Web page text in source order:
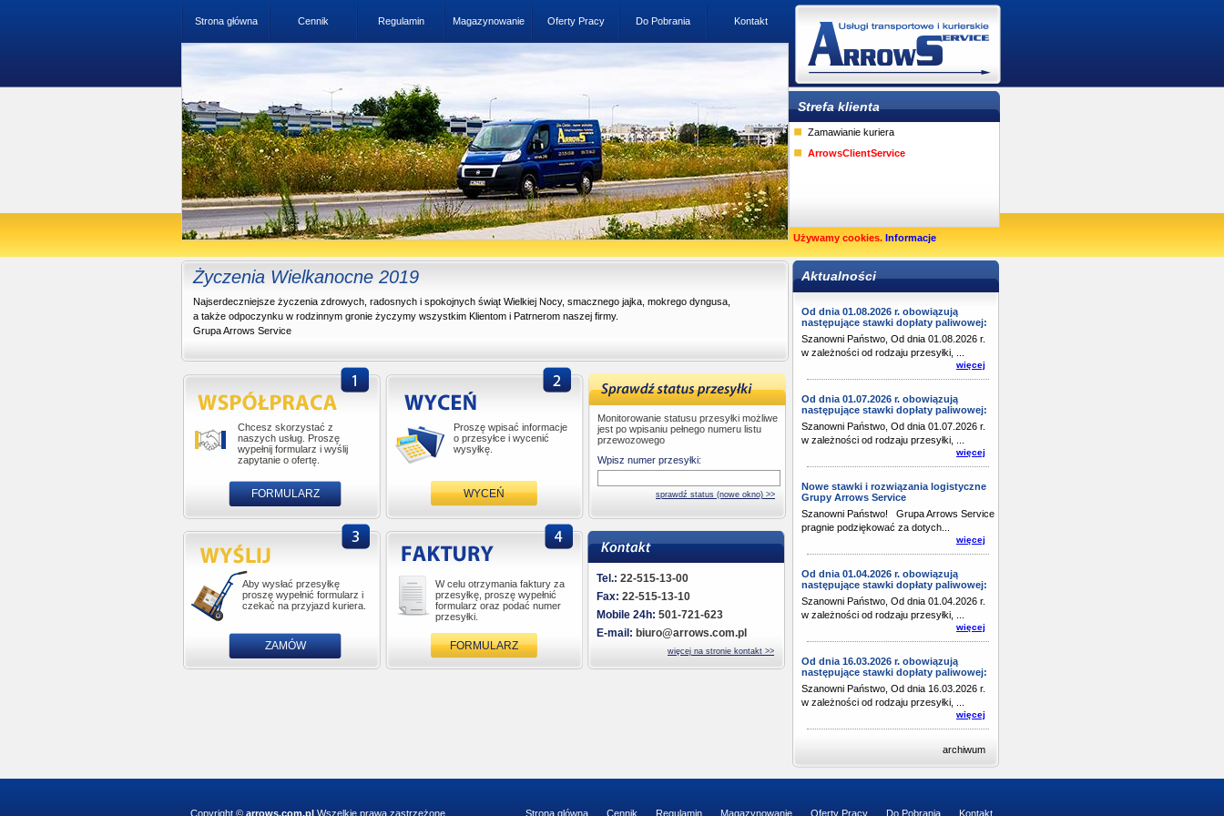
Strona główna Cennik Regulamin Magazynowanie Oferty Pracy Do Pobrania Kontakt
Strefa klienta
Zamawianie kuriera
ArrowsClientService
Używamy cookies. Informacje
Życzenia Wielkanocne 2019
Najserdeczniejsze życzenia zdrowych, radosnych i spokojnych świąt Wielkiej Nocy, smacznego jajka, mokrego dyngusa,
a także odpoczynku w rodzinnym gronie życzymy wszystkim Klientom i Patrnerom naszej firmy.
Grupa Arrows Service
Chcesz skorzystać z
naszych usług. Proszę
wypełnij formularz i wyślij
zapytanie o ofertę.
FORMULARZ
Proszę wpisać informacje
o przesyłce i wycenić
wysyłkę.
WYCEŃ
Monitorowanie statusu przesyłki możliwe
jest po wpisaniu pełnego numeru listu
przewozowego
Wpisz numer przesyłki:
Aby wysłać przesyłkę
proszę wypełnić formularz i
czekać na przyjazd kuriera.
ZAMÓW
W celu otrzymania faktury za
przesyłkę, proszę wypełnić
formularz oraz podać numer
przesyłki.
FORMULARZ
Tel.: 22-515-13-00
Fax: 22-515-13-10
Mobile 24h: 501-721-623
E-mail: biuro@arrows.com.pl
więcej na stronie kontakt >>
Aktualności
Od dnia 01.08.2026 r. obowiązują
następujące stawki dopłaty paliwowej:
Szanowni Państwo, Od dnia 01.08.2026 r.
w zależności od rodzaju przesyłki, ...
więcej
Od dnia 01.07.2026 r. obowiązują
następujące stawki dopłaty paliwowej:
Szanowni Państwo, Od dnia 01.07.2026 r.
w zależności od rodzaju przesyłki, ...
więcej
Nowe stawki i rozwiązania logistyczne
Grupy Arrows Service
Szanowni Państwo! Grupa Arrows Service
pragnie podziękować za dotych...
więcej
Od dnia 01.04.2026 r. obowiązują
następujące stawki dopłaty paliwowej:
Szanowni Państwo, Od dnia 01.04.2026 r.
w zależności od rodzaju przesyłki, ...
więcej
Od dnia 16.03.2026 r. obowiązują
następujące stawki dopłaty paliwowej:
Szanowni Państwo, Od dnia 16.03.2026 r.
w zależności od rodzaju przesyłki, ...
więcej
archiwum
Copyright © arrows.com.pl Wszelkie prawa zastrzeżone Kontakt
Do Pobrania
Oferty Pracy
Magazynowanie
Regulamin
Cennik
Strona glówna